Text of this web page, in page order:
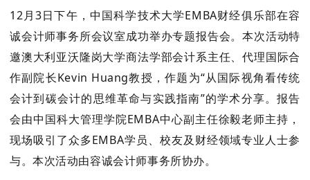
12月3日下午，中国科学技术大学EMBA财经俱乐部在容
诚会计师事务所会议室成功举办专题报告会。本次活动特
邀澳大利亚沃隆岗大学商法学部会计系主任、代理国际合
作副院长Kevin Huang教授，作题为“从国际视角看传统
会计到碳会计的思维革命与实践指南”的学术分享。报告
会由中国科大管理学院EMBA中心副主任徐毅老师主持，
现场吸引了众多EMBA学员、校友及财经领域专业人士参
与。本次活动由容诚会计师事务所协办。